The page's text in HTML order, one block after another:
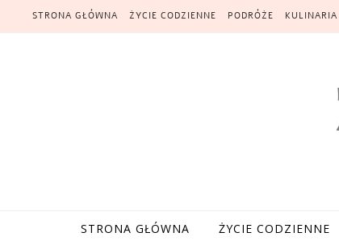
Skip to content
STRONA GŁÓWNA ŻYCIE CODZIENNE PODRÓŻE KULINARIA
STRONA GŁÓWNA ŻYCIE CODZIENNE